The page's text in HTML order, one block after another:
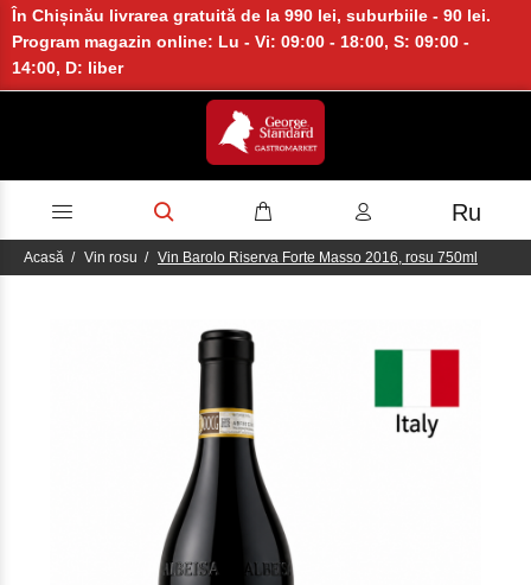
În Chișinău livrarea gratuită de la 990 lei, suburbiile - 90 lei.
Program magazin online: Lu - Vi: 09:00 - 18:00, S: 09:00 -
14:00, D: liber
Ru
Acasă Vin rosu Vin Barolo Riserva Forte Masso 2016, rosu 750ml